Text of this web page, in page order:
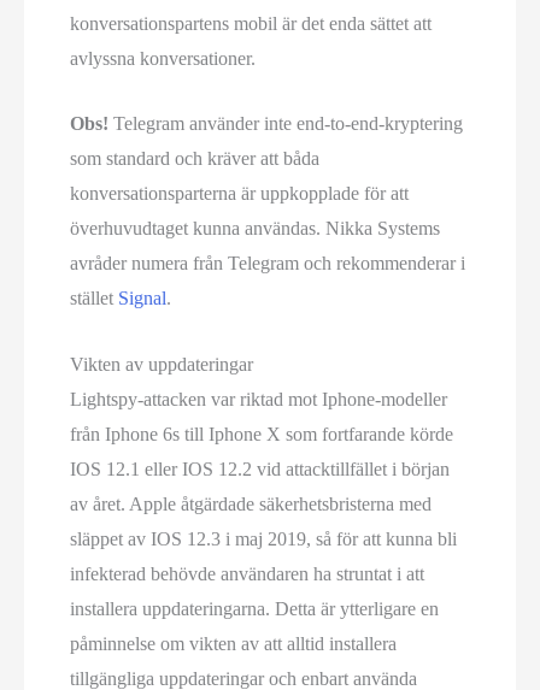
konversationspartens mobil är det enda sättet att
avlyssna konversationer.
Obs!Telegram använder inte end-to-end-kryptering
som standard och kräver att båda
konversationsparterna är uppkopplade för att
överhuvudtaget kunna användas. Nikka Systems
avråder numera från Telegram och rekommenderar i
stället Signal.
Vikten av uppdateringar
Lightspy-attacken var riktad mot Iphone-modeller
från Iphone 6s till Iphone X som fortfarande körde
IOS 12.1 eller IOS 12.2 vid attacktillfället i början
av året. Apple åtgärdade säkerhetsbristerna med
släppet av IOS 12.3 i maj 2019, så för att kunna bli
infekterad behövde användaren ha struntat i att
installera uppdateringarna. Detta är ytterligare en
påminnelse om vikten av att alltid installera
tillgängliga uppdateringar och enbart använda